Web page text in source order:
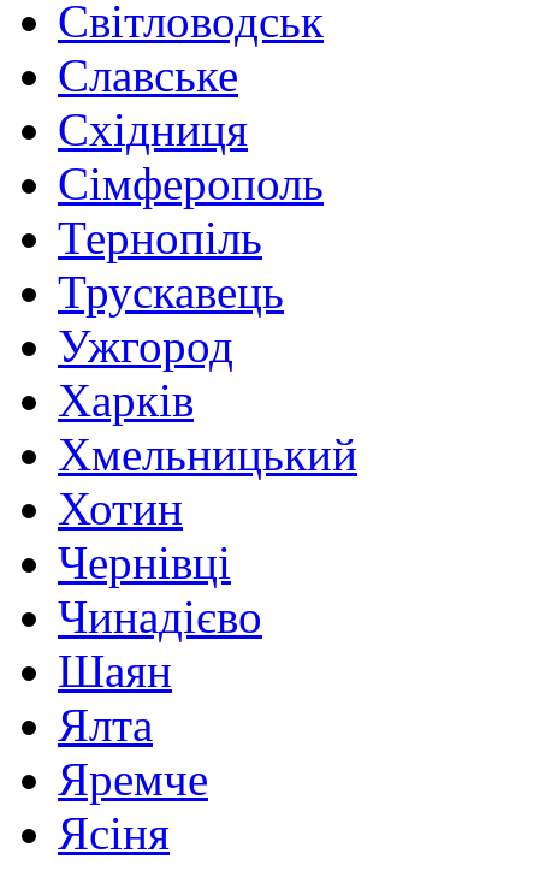
Світловодськ
Славське
Східниця
Сімферополь
Тернопіль
Трускавець
Ужгород
Харків
Хмельницький
Хотин
Чернівці
Чинадієво
Шаян
Ялта
Яремче
Ясіня